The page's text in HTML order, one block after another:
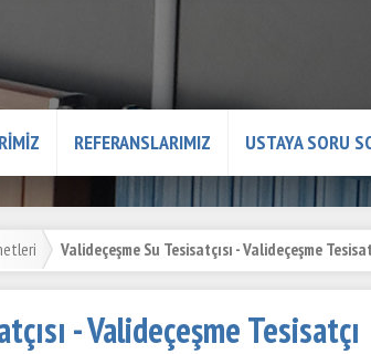
REFERANSLARIMIZ USTAYA SORU
Valideçeşme Su Tesisatçısı - Valideçeşme
- Valideçeşme Tesisatçı